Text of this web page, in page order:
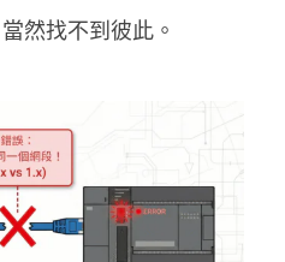
然找不到彼此。